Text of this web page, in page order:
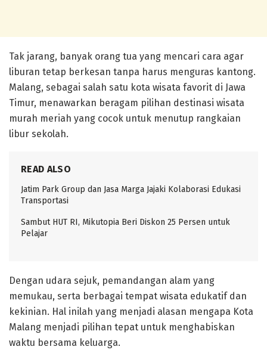
Tak jarang, banyak orang tua yang mencari cara agar
liburan tetap berkesan tanpa harus menguras kantong.
Malang, sebagai salah satu kota wisata favorit di Jawa
Timur, menawarkan beragam pilihan destinasi wisata
murah meriah yang cocok untuk menutup rangkaian
libur sekolah.
READ ALSO
Jatim Park Group dan Jasa Marga Jajaki Kolaborasi Edukasi
Transportasi
Sambut HUT RI, Mikutopia Beri Diskon 25 Persen untuk
Pelajar
Dengan udara sejuk, pemandangan alam yang
memukau, serta berbagai tempat wisata edukatif dan
kekinian. Hal inilah yang menjadi alasan mengapa Kota
Malang menjadi pilihan tepat untuk menghabiskan
waktu bersama keluarga.